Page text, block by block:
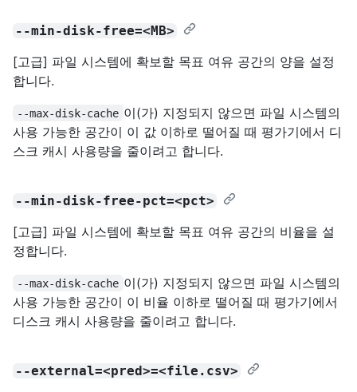
--min-disk-free=<MB>
[고급] 파일 시스템에 확보할 목표 여유 공간의 양을 설정
합니다.
--max-disk-cache 이(가) 지정되지 않으면 파일 시스템의
사용 가능한 공간이 이 값 이하로 떨어질 때 평가기에서 디
스크 캐시 사용량을 줄이려고 합니다.
--min-disk-free-pct=<pct>
[고급] 파일 시스템에 확보할 목표 여유 공간의 비율을 설
정합니다.
--max-disk-cache 이(가) 지정되지 않으면 파일 시스템의
사용 가능한 공간이 이 비율 이하로 떨어질 때 평가기에서
디스크 캐시 사용량을 줄이려고 합니다.
--external=<pred>=<file.csv>